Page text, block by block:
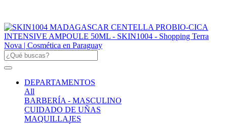
DEPARTAMENTOS
All
BARBERÍA - MASCULINO
CUIDADO DE UÑAS
MAQUILLAJES